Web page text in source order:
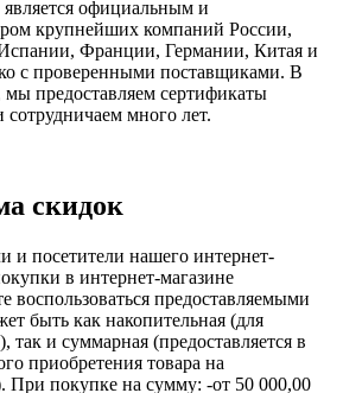
официальным и
крупнейших компаний России,
Франции, Германии, Китая и
с проверенными поставщиками. В
мы предоставляем сертификаты
много лет.
скидок
и посетители нашего интернет-
в интернет-магазине
предоставляемыми
быть как накопительная (для
так и суммарная (предоставляется в
приобретения товара на
При покупке на сумму: -от 50 000,00